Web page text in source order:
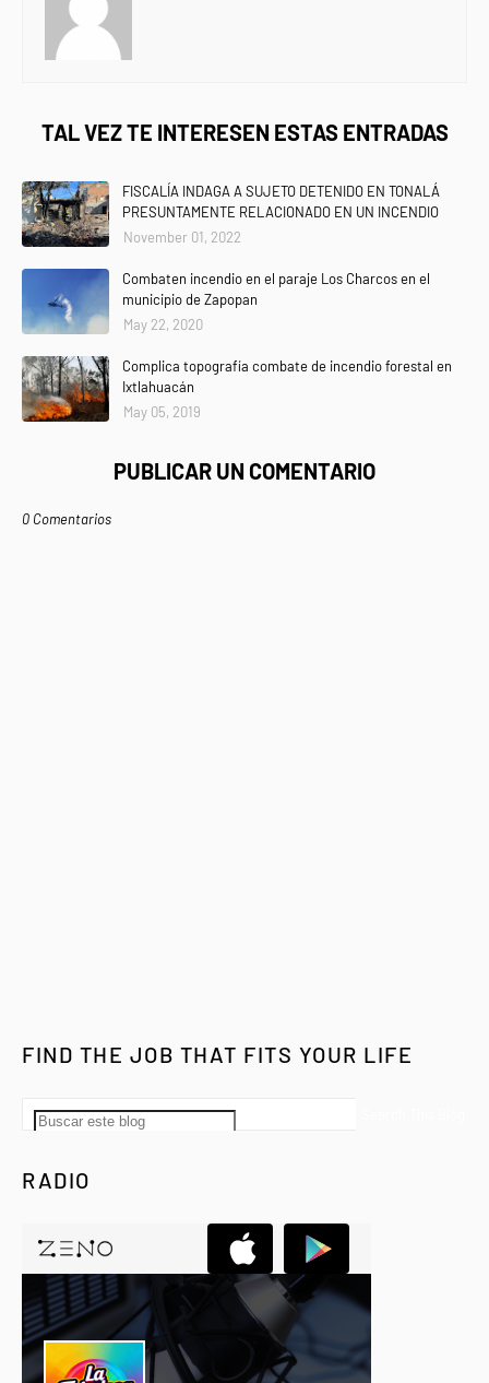
TAL VEZ TE INTERESEN ESTAS ENTRADAS
FISCALÍA INDAGA A SUJETO DETENIDO EN TONALÁ
PRESUNTAMENTE RELACIONADO EN UN INCENDIO
November 01, 2022
Combaten incendio en el paraje Los Charcos en el
municipio de Zapopan
May 22, 2020
Complica topografía combate de incendio forestal en
Ixtlahuacán
May 05, 2019
PUBLICAR UN COMENTARIO
0 Comentarios
FIND THE JOB THAT FITS YOUR LIFE
RADIO